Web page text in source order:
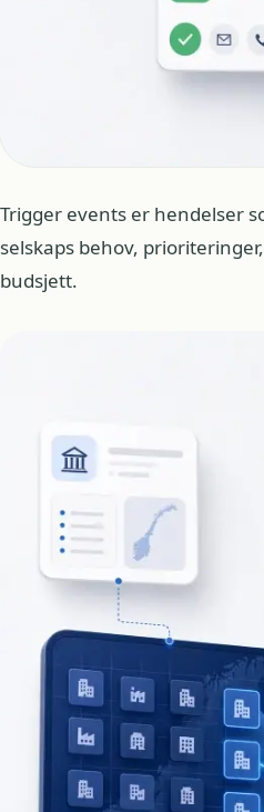
Trigger events er hendelser
selskaps behov,
budsjett.